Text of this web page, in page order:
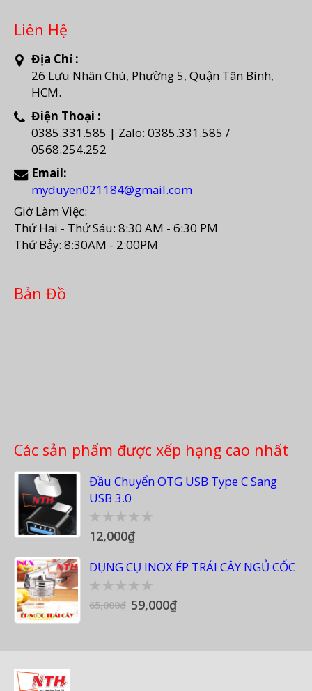
Liên Hệ
Địa Chỉ :
26 Lưu Nhân Chú, Phường 5, Quận Tân Bình,
HCM.
Điện Thoại :
0385.331.585 | Zalo: 0385.331.585 /
0568.254.252
Email:
myduyen021184@gmail.com
Giờ Làm Việc:
Thứ Hai - Thứ Sáu: 8:30 AM - 6:30 PM
Thứ Bảy: 8:30AM - 2:00PM
Bản Đồ
Các sản phẩm được xếp hạng cao nhất
Đầu Chuyển OTG USB Type C Sang
USB 3.0
0
out
5
12,000₫
DỤNG CỤ INOX ÉP TRÁI CÂY NGỦ CỐC
0
65,000₫ 59,000₫